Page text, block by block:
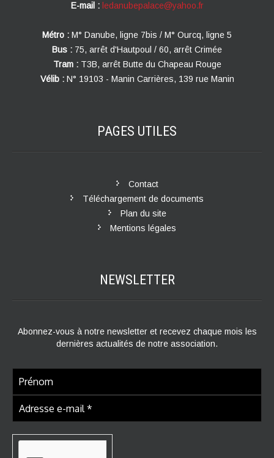
E-mail : ledanubepalace@yahoo.fr
Métro : M° Danube, ligne 7bis / M° Ourcq, ligne 5
Bus : 75, arrêt d'Hautpoul / 60, arrêt Crimée
Tram : T3B, arrêt Butte du Chapeau Rouge
Vélib : N° 19103 - Manin Carrières, 139 rue Manin
PAGES UTILES
Contact
Téléchargement de documents
Plan du site
Mentions légales
NEWSLETTER
Abonnez-vous à notre newsletter et recevez chaque mois les
dernières actualités de notre association.